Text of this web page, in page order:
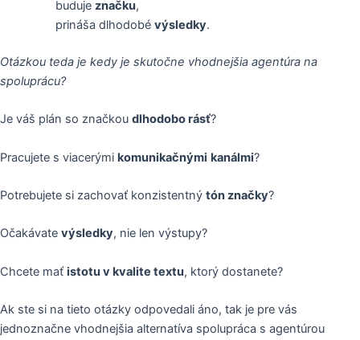
buduje značku,
prináša dlhodobé výsledky.
Otázkou teda je kedy je skutočne vhodnejšia agentúra na
spoluprácu?
Je váš plán so značkou dlhodobo rásť?
Pracujete s viacerými komunikačnými kanálmi?
Potrebujete si zachovať konzistentný tón značky?
Očakávate výsledky, nie len výstupy?
Chcete mať istotu v kvalite textu, ktorý dostanete?
Ak ste si na tieto otázky odpovedali áno, tak je pre vás
jednoznačne vhodnejšia alternatíva spolupráca s agentúrou